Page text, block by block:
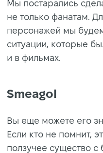
Мы постарались
не только фанатам.
персонажей мы
ситуации, которые
и в фильмах.
Smeagol
Вы еще можете его
Если кто не помнит,
ползучее существо с